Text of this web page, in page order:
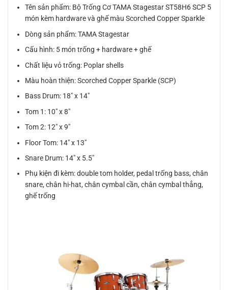
Tên sản phẩm: Bộ Trống Cơ TAMA Stagestar ST58H6 SCP 5
món kèm hardware và ghế màu Scorched Copper Sparkle
Dòng sản phẩm: TAMA Stagestar
Cấu hình: 5 món trống + hardware + ghế
Chất liệu vỏ trống: Poplar shells
Màu hoàn thiện: Scorched Copper Sparkle (SCP)
Bass Drum: 18″ x 14″
Tom 1: 10″ x 8″
Tom 2: 12″ x 9″
Floor Tom: 14″ x 13″
Snare Drum: 14″ x 5.5″
Phụ kiện đi kèm: double tom holder, pedal trống bass, chân
snare, chân hi-hat, chân cymbal cần, chân cymbal thẳng,
ghế trống